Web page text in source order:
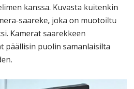
kanssa. Kuvasta kuitenkin
saareke, joka on muotoiltu
Kamerat saarekkeen
päällisin puolin samanlaisilta